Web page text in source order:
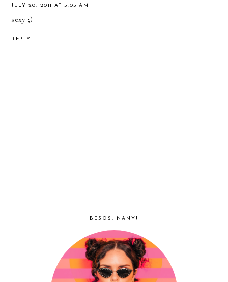
JULY 20, 2011 AT 5:05 AM
sexy ;)
REPLY
BESOS, NANY!